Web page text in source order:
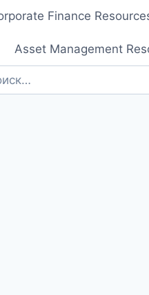
Finance
Asset Management